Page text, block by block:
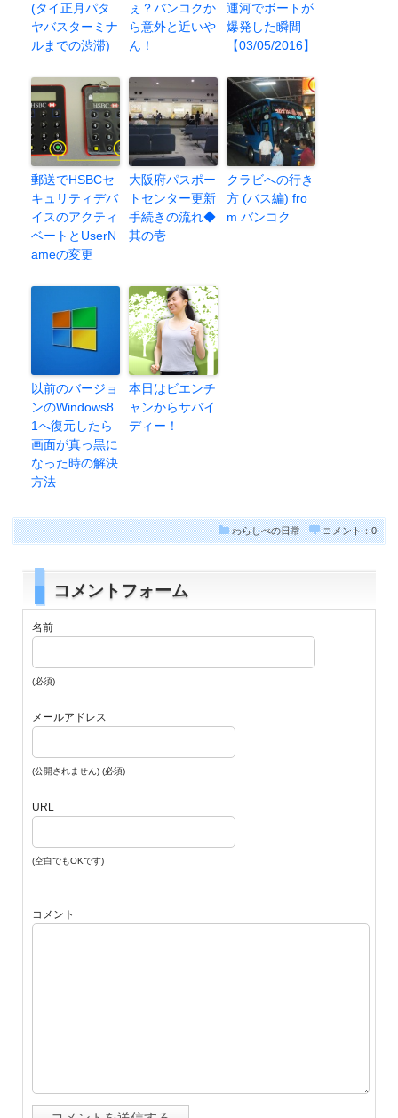
(タイ正月パタ
ヤバスターミナ
ルまでの渋滞)
ぇ？バンコクか
ら意外と近いや
ん！
運河でボートが
爆発した瞬間
【03/05/2016】
郵送でHSBCセ
キュリティデバ
イスのアクティ
ベートとUserN
ameの変更
大阪府パスポー
トセンター更新
手続きの流れ◆
其の壱
クラビへの行き
方 (バス編) fro
m バンコク
以前のバージョ
ンのWindows8.
1へ復元したら
画面が真っ黒に
なった時の解決
方法
本日はビエンチ
ャンからサバイ
ディー！
わらしべの日常 コメント：0
コメントフォーム
名前
(必須)
メールアドレス
(公開されません) (必須)
URL
(空白でもOKです)
コメント